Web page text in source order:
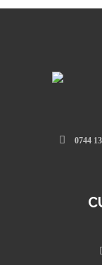
0744